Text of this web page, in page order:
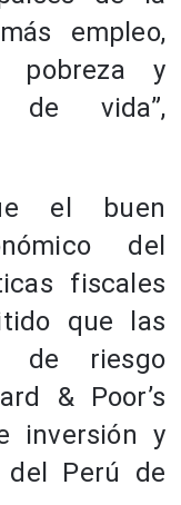
empleo,
pobreza y
de vida”,
el buen
del
fiscales
que las
de riesgo
& Poor’s
inversión y
del Perú de